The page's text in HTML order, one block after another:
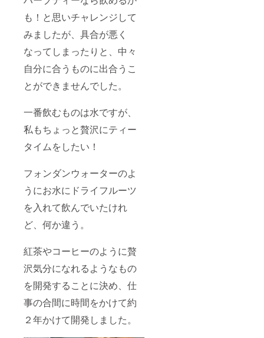
も！と思いチャレンジして
みましたが、具合が悪く
なってしまったりと、中々
自分に合うものに出合うこ
とができませんでした。
一番飲むものは水ですが、
私もちょっと贅沢にティー
タイムをしたい！
フォンダンウォーターのよ
うにお水にドライフルーツ
を入れて飲んでいたけれ
ど、何か違う。
紅茶やコーヒーのように贅
沢気分になれるようなもの
を開発することに決め、仕
事の合間に時間をかけて約
２年かけて開発しました。